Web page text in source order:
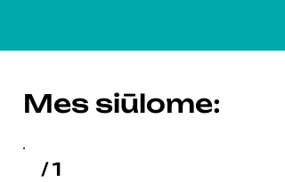
Mes siūlome:
/ 1